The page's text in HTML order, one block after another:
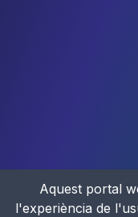
Aquest portal
l'experiència de